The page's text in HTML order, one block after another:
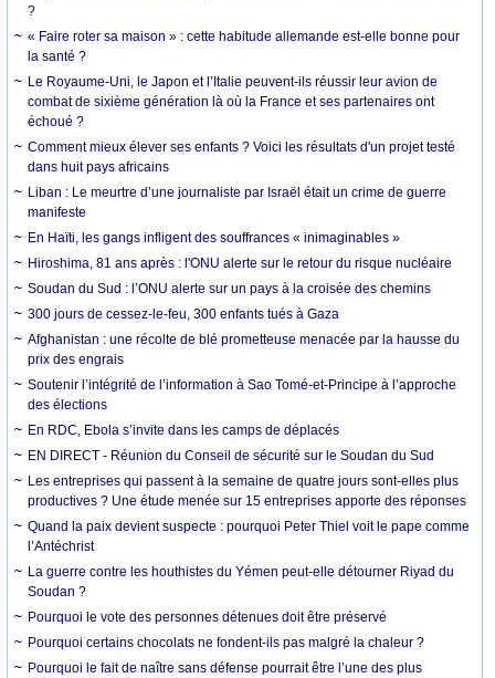
?
« Faire roter sa maison » : cette habitude allemande est-elle bonne pour
la santé ?
Le Royaume-Uni, le Japon et l’Italie peuvent-ils réussir leur avion de
combat de sixième génération là où la France et ses partenaires ont
échoué ?
Comment mieux élever ses enfants ? Voici les résultats d'un projet testé
dans huit pays africains
Liban : Le meurtre d’une journaliste par Israël était un crime de guerre
manifeste
En Haïti, les gangs infligent des souffrances « inimaginables »
Hiroshima, 81 ans après : l'ONU alerte sur le retour du risque nucléaire
Soudan du Sud : l’ONU alerte sur un pays à la croisée des chemins
300 jours de cessez-le-feu, 300 enfants tués à Gaza
Afghanistan : une récolte de blé prometteuse menacée par la hausse du
prix des engrais
Soutenir l’intégrité de l’information à Sao Tomé-et-Principe à l’approche
des élections
En RDC, Ebola s’invite dans les camps de déplacés
EN DIRECT - Réunion du Conseil de sécurité sur le Soudan du Sud
Les entreprises qui passent à la semaine de quatre jours sont-elles plus
productives ? Une étude menée sur 15 entreprises apporte des réponses
Quand la paix devient suspecte : pourquoi Peter Thiel voit le pape comme
l’Antéchrist
La guerre contre les houthistes du Yémen peut-elle détourner Riyad du
Soudan ?
Pourquoi le vote des personnes détenues doit être préservé
Pourquoi certains chocolats ne fondent-ils pas malgré la chaleur ?
Pourquoi le fait de naître sans défense pourrait être l’une des plus